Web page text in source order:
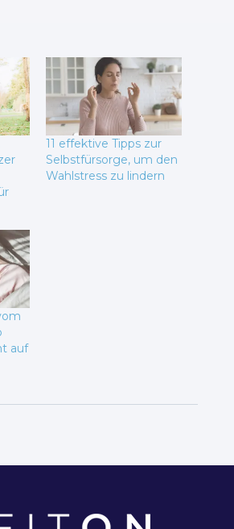
11 effektive Tipps zur
Selbstfürsorge, um den
Wahlstress zu lindern
auf